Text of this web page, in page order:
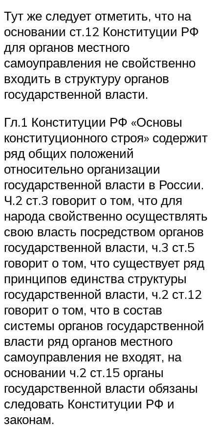
Тут же следует отметить, что на
основании ст.12 Конституции РФ
для органов местного
самоуправления не свойственно
входить в структуру органов
государственной власти.
Гл.1 Конституции РФ «Основы
конституционного строя» содержит
ряд общих положений
относительно организации
государственной власти в России.
Ч.2 ст.3 говорит о том, что для
народа свойственно осуществлять
свою власть посредством органов
государственной власти, ч.3 ст.5
говорит о том, что существует ряд
принципов единства структуры
государственной власти, ч.2 ст.12
говорит о том, что в состав
системы органов государственной
власти ряд органов местного
самоуправления не входят, на
основании ч.2 ст.15 органы
государственной власти обязаны
следовать Конституции РФ и
законам.